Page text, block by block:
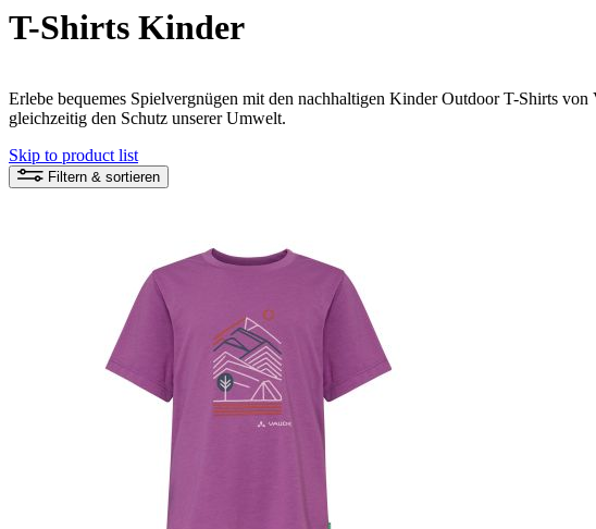
T-Shirts Kinder
Erlebe bequemes Spielvergnügen mit den nachhaltigen Kinder Outdoor T-Shirts
gleichzeitig den Schutz unserer Umwelt.
Skip to product list
Filtern & sortieren